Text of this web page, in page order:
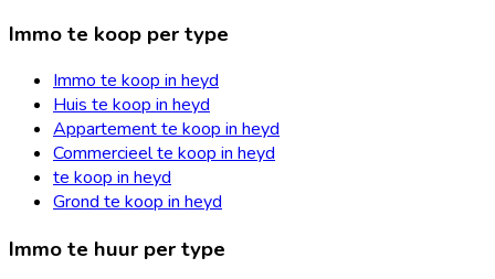
Immo te koop per type
Immo te koop in heyd
Huis te koop in heyd
Appartement te koop in heyd
Commercieel te koop in heyd
te koop in heyd
Grond te koop in heyd
Immo te huur per type